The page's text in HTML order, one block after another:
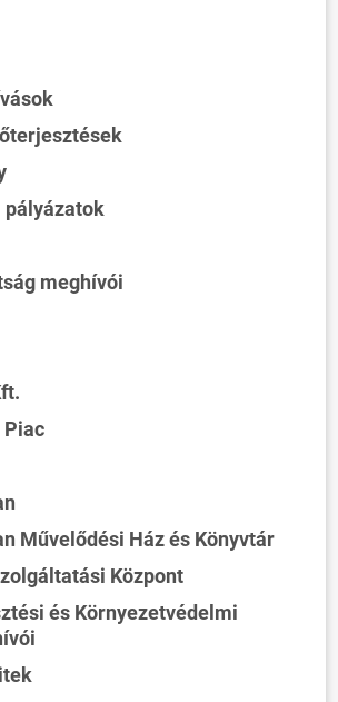
pályázatok
meghívói
Piac
Művelődési Ház és Könyvtár
Központ
és Környezetvédelmi